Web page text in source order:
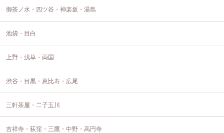
御茶ノ水・四ツ谷・神楽坂・湯島
池袋・目白
上野・浅草・両国
渋谷・目黒・恵比寿・広尾
三軒茶屋・二子玉川
吉祥寺・荻窪・三鷹・中野・高円寺